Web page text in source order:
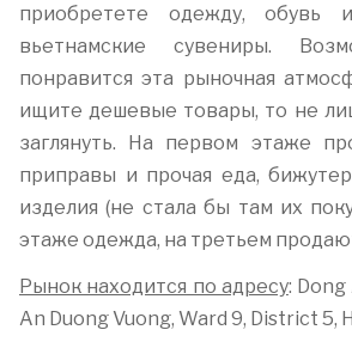
приобретете одежду, обувь
вьетнамские сувениры.
понравится эта рыночная
ищите дешевые товары, то не
заглянуть. На первом этаже
приправы и прочая еда,
изделия (не стала бы там их
этаже одежда, на третьем
Рынок находится по адресу:
An Duong Vuong, Ward 9, District 5,